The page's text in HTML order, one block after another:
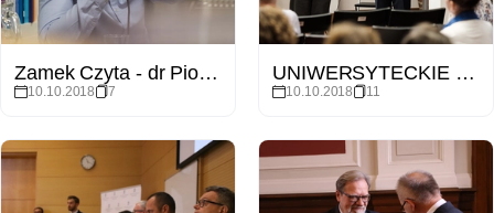
Zamek Czyta - dr Piotr Oleksy. Naddniestrze. Terror tożsamości.
10.10.2018 7
UNIWERSYTECKIE WYKŁADY NA ZAMKU „Filolog na tropach zwyczajów, konwencji i norm”
10.10.2018 11